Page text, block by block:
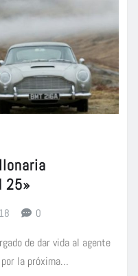
25»
0
de dar vida al agente
la próxima…